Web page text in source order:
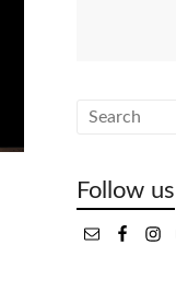
Follow us